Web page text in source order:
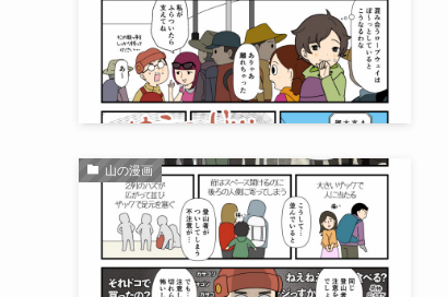
山の漫画